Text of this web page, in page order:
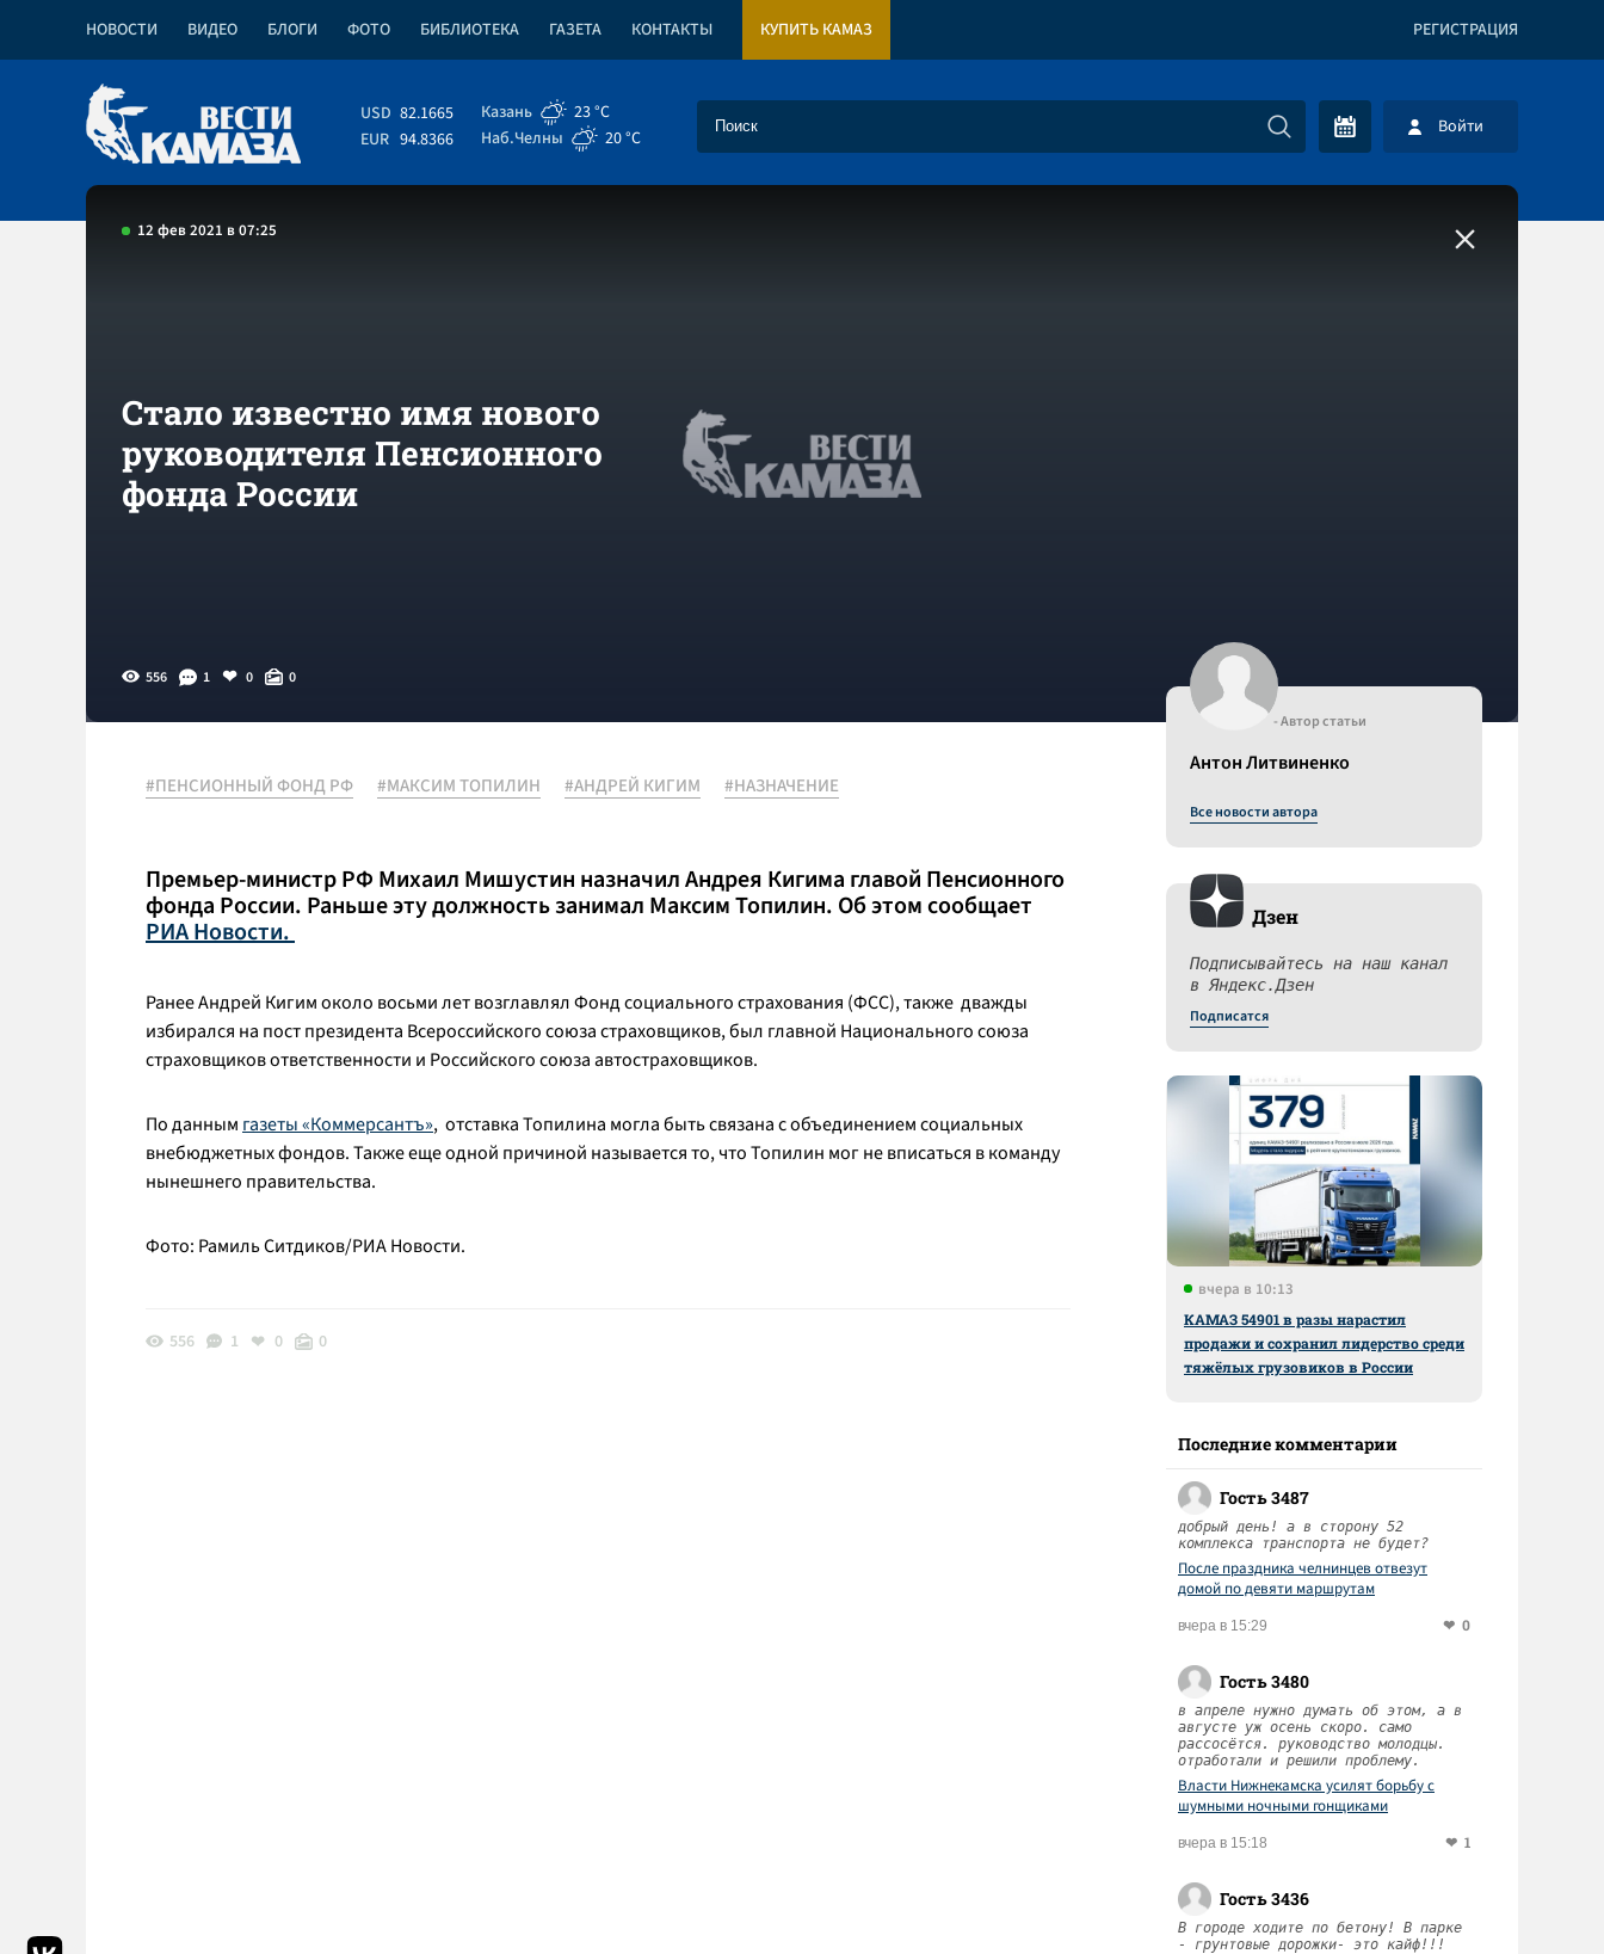
НОВОСТИ ВИДЕО БЛОГИ ФОТО БИБЛИОТЕКА ГАЗЕТА КОНТАКТЫ КУПИТЬ КАМАЗ РЕГИСТРАЦИЯ
USD 82.1665
EUR 94.8366
Казань
23 °C
Наб.Челны
20 °C Войти
12 фев 2021 в 07:25
Стало известно имя нового
руководителя Пенсионного
фонда России
556 1 0 0
#ПЕНСИОННЫЙ ФОНД РФ #МАКСИМ ТОПИЛИН #АНДРЕЙ КИГИМ #НАЗНАЧЕНИЕ
Премьер-министр РФ Михаил Мишустин назначил Андрея Кигима главой Пенсионного
фонда России. Раньше эту должность занимал Максим Топилин. Об этом сообщает
РИА Новости.
Ранее Андрей Кигим около восьми лет возглавлял Фонд социального страхования (ФСС), также дважды
избирался на пост президента Всероссийского союза страховщиков, был главной Национального союза
страховщиков ответственности и Российского союза автостраховщиков.
По данным газеты «Коммерсантъ», отставка Топилина могла быть связана с объединением социальных
внебюджетных фондов. Также еще одной причиной называется то, что Топилин мог не вписаться в команду
нынешнего правительства.
Фото: Рамиль Ситдиков/РИА Новости.
556 1 0 0
- Автор статьи
Антон Литвиненко
Все новости автора
Дзен
Подписывайтесь на наш канал
в Яндекс.Дзен
Подписатся
вчера в 10:13
КАМАЗ 54901 в разы нарастил
продажи и сохранил лидерство среди
тяжёлых грузовиков в России
Последние комментарии
Гость 3487
добрый день! а в сторону 52
комплекса транспорта не будет?
После праздника челнинцев отвезут
домой по девяти маршрутам
вчера в 15:29 0
Гость 3480
в апреле нужно думать об этом, а в
августе уж осень скоро. само
рассосётся. руководство молодцы.
отработали и решили проблему.
Власти Нижнекамска усилят борьбу с
шумными ночными гонщиками
вчера в 15:18 1
Гость 3436
В городе ходите по бетону! В парке
- грунтовые дорожки- это кайф!!!